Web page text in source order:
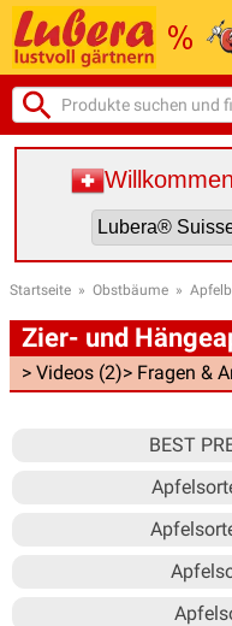
Startseite » Obstbäume »
Zier- und
> Videos (2)> Fragen &
BEST